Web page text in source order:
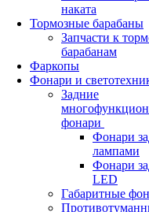
наката
Тормозные барабаны
Запчасти к
барабанам
Фаркопы
Фонари и
Задние
фонари
Фонари
лампами
Фонари
LED
Габаритные